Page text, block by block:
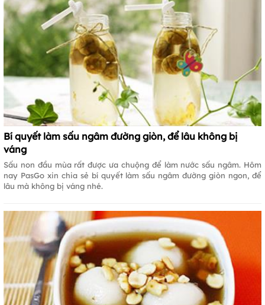
Bí quyết làm sấu ngâm đường giòn, để lâu không bị
váng
Sấu non đầu mùa rất được ưa chuộng để làm nước sấu ngâm. Hôm
nay PasGo xin chia sẻ bí quyết làm sấu ngâm đường giòn ngon, để
lâu mà không bị váng nhé.